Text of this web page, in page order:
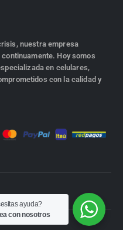
nuestra empresa
Hoy somos
en celulares,
con la calidad y
2026.
ayuda?
con nosotros